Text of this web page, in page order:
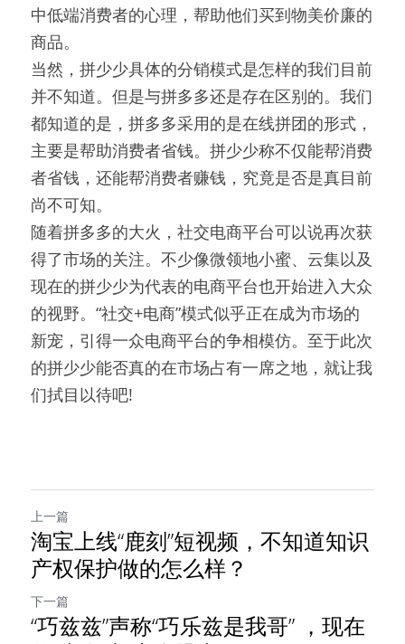
中低端消费者的心理，帮助他们买到物美价廉的
商品。
当然，拼少少具体的分销模式是怎样的我们目前
并不知道。但是与拼多多还是存在区别的。我们
都知道的是，拼多多采用的是在线拼团的形式，
主要是帮助消费者省钱。拼少少称不仅能帮消费
者省钱，还能帮消费者赚钱，究竟是否是真目前
尚不可知。
随着拼多多的大火，社交电商平台可以说再次获
得了市场的关注。不少像微领地小蜜、云集以及
现在的拼少少为代表的电商平台也开始进入大众
的视野。“社交+电商”模式似乎正在成为市场的
新宠，引得一众电商平台的争相模仿。至于此次
的拼少少能否真的在市场占有一席之地，就让我
们拭目以待吧!
上一篇
淘宝上线“鹿刻”短视频，不知道知识
产权保护做的怎么样？
下一篇
“巧兹兹”声称“巧乐兹是我哥” ，现在